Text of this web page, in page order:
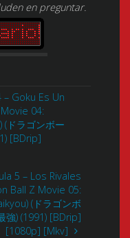
en preguntar.
– Goku Es Un
04:
ドラゴンボー
[BDrip]
5 – Los Rivales
Ball Z Movie 05:
(ドラゴンボ
強) (1991) [BDrip]
[1080p] [Mkv]